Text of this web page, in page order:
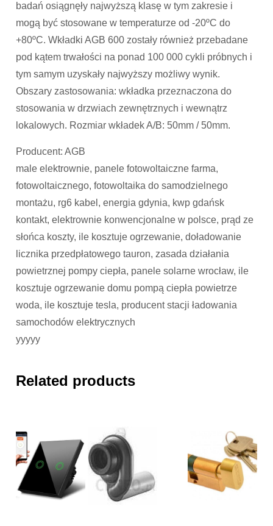
badań osiągnęły najwyższą klasę w tym zakresie i
mogą być stosowane w temperaturze od -20ºC do
+80ºC. Wkładki AGB 600 zostały również przebadane
pod kątem trwałości na ponad 100 000 cykli próbnych i
tym samym uzyskały najwyższy możliwy wynik.
Obszary zastosowania: wkładka przeznaczona do
stosowania w drzwiach zewnętrznych i wewnątrz
lokalowych. Rozmiar wkładek A/B: 50mm / 50mm.
Producent: AGB
male elektrownie, panele fotowoltaiczne farma,
fotowoltaicznego, fotowoltaika do samodzielnego
montażu, rg6 kabel, energia gdynia, kwp gdańsk
kontakt, elektrownie konwencjonalne w polsce, prąd ze
słońca koszty, ile kosztuje ogrzewanie, doładowanie
licznika przedpłatowego tauron, zasada działania
powietrznej pompy ciepła, panele solarne wrocław, ile
kosztuje ogrzewanie domu pompą ciepła powietrze
woda, ile kosztuje tesla, producent stacji ładowania
samochodów elektrycznych
yyyyy
Related products